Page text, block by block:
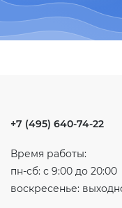
+7 (495) 640-74-22
Время работы:
пн-сб: с 9:00 до 20:00
воскресенье: